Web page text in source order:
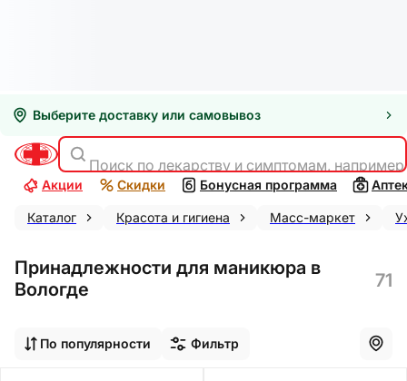
Выберите доставку или самовывоз
Поиск по лекарству и симптомам,
Акции Скидки Бонусная программа
Каталог Красота и гигиена Масс-маркет
Принадлежности для маникюра в
Вологде
71
По популярности Фильтр